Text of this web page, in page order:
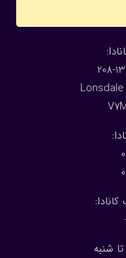
208-
شنبه